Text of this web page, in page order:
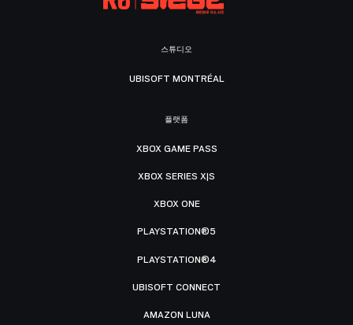
스튜디오
UBISOFT MONTRÉAL
플랫폼
XBOX GAME PASS
XBOX SERIES X|S
XBOX ONE
PLAYSTATION®5
PLAYSTATION®4
UBISOFT CONNECT
AMAZON LUNA